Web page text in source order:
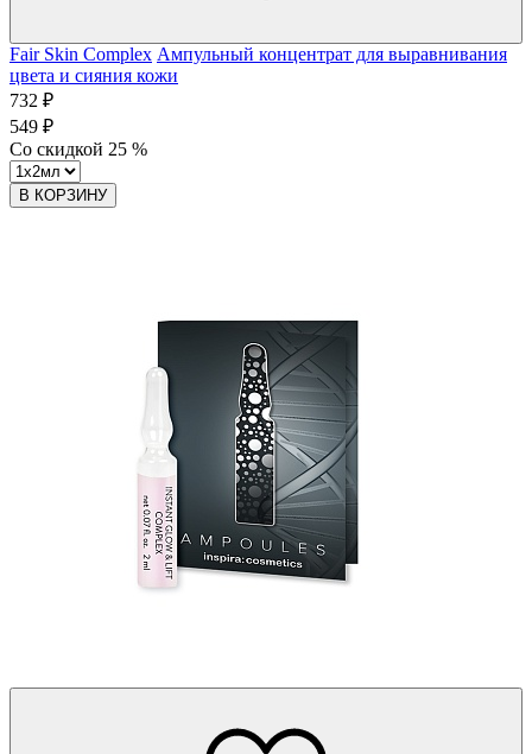
Fair Skin Complex Ампульный концентрат для выравнивания
цвета и сияния кожи
732 ₽
549 ₽
Со скидкой 25 %
В КОРЗИНУ